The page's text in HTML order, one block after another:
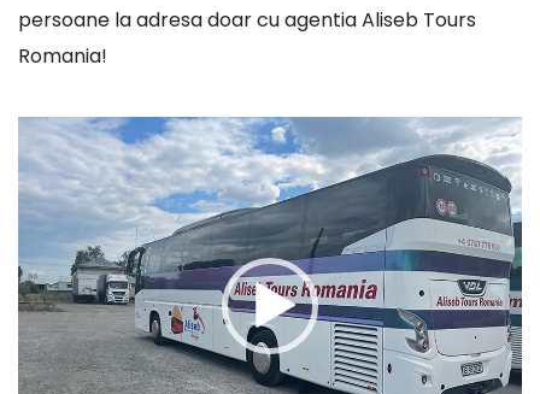
persoane la adresa doar cu agentia Aliseb Tours
Romania!
Player
video